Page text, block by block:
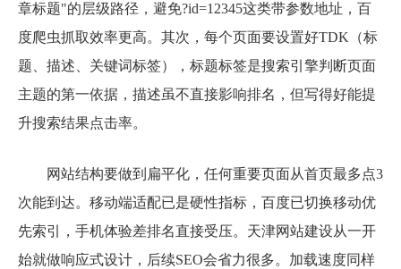
章标题"的层级路径，避免?id=12345这类带参数地址，百
度爬虫抓取效率更高。其次，每个页面要设置好TDK（标
题、描述、关键词标签），标题标签是搜索引擎判断页面
主题的第一依据，描述虽不直接影响排名，但写得好能提
升搜索结果点击率。
网站结构要做到扁平化，任何重要页面从首页最多点3
次能到达。移动端适配已是硬性指标，百度已切换移动优
先索引，手机体验差排名直接受压。天津网站建设从一开
始就做响应式设计，后续SEO会省力很多。加载速度同样